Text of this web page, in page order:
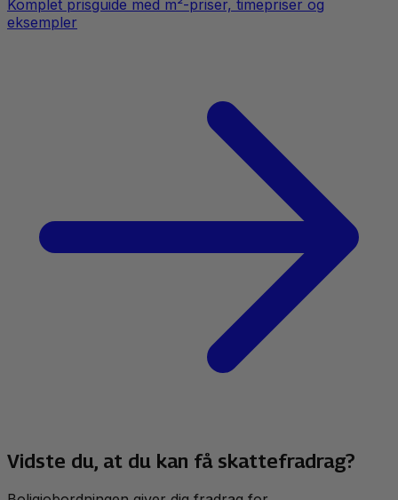
Komplet prisguide med m²-priser, timepriser og
eksempler
Vidste du, at du kan få skattefradrag?